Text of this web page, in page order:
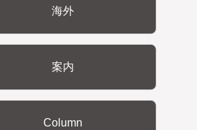
海外
案内
Column